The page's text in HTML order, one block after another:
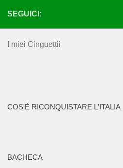
SEGUICI:
I miei Cinguettii
COS'È RICONQUISTARE L'ITALIA
BACHECA